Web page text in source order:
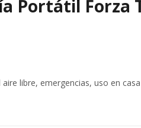
Portátil Forza
libre, emergencias, uso en